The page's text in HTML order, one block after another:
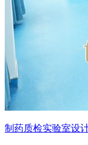
制药质检实验室设